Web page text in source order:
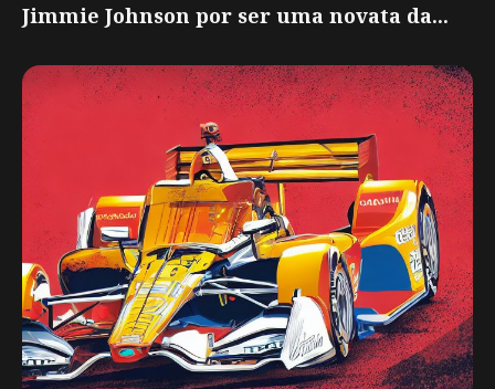
Jimmie Johnson por ser uma novata da...